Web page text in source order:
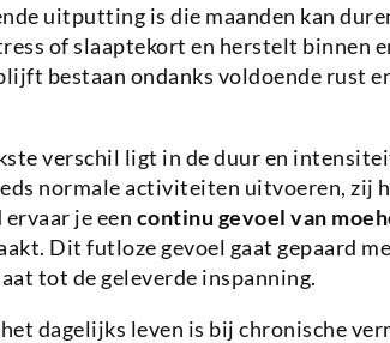
uitputting is die maanden kan
of slaaptekort en herstelt binnen
bestaan ondanks voldoende rust
verschil ligt in de duur en
normale activiteiten uitvoeren, zij
je een continu gevoel van
Dit futloze gevoel gaat gepaard
tot de geleverde inspanning.
dagelijks leven is bij chronische